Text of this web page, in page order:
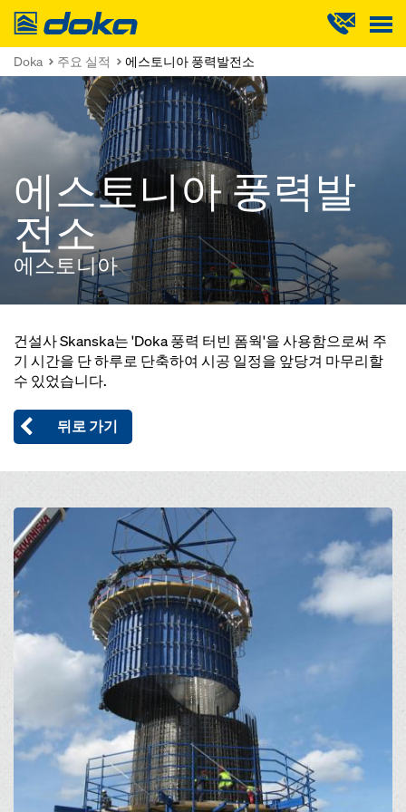
Doka
Doka 주요 실적 에스토니아 풍력발전소
에스토니아 풍력발
전소
에스토니아
건설사 Skanska는 'Doka 풍력 터빈 폼웍'을 사용함으로써 주
기 시간을 단 하루로 단축하여 시공 일정을 앞당겨 마무리할
수 있었습니다.
뒤로 가기
Open